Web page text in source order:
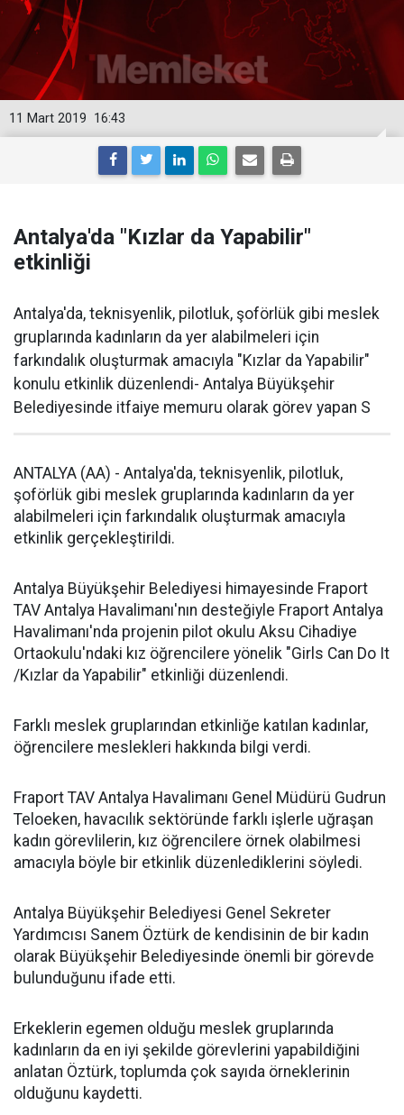
16:43
11 Mart 2019
Antalya'da "Kızlar da Yapabilir"
etkinliği
Antalya'da, teknisyenlik, pilotluk, şoförlük gibi meslek
gruplarında kadınların da yer alabilmeleri için
farkındalık oluşturmak amacıyla "Kızlar da Yapabilir"
konulu etkinlik düzenlendi- Antalya Büyükşehir
Belediyesinde itfaiye memuru olarak görev yapan S
ANTALYA (AA) - Antalya'da, teknisyenlik, pilotluk,
şoförlük gibi meslek gruplarında kadınların da yer
alabilmeleri için farkındalık oluşturmak amacıyla
etkinlik gerçekleştirildi.
Antalya Büyükşehir Belediyesi himayesinde Fraport
TAV Antalya Havalimanı'nın desteğiyle Fraport Antalya
Havalimanı'nda projenin pilot okulu Aksu Cihadiye
Ortaokulu'ndaki kız öğrencilere yönelik "Girls Can Do It
/Kızlar da Yapabilir" etkinliği düzenlendi.
Farklı meslek gruplarından etkinliğe katılan kadınlar,
öğrencilere meslekleri hakkında bilgi verdi.
Fraport TAV Antalya Havalimanı Genel Müdürü Gudrun
Teloeken, havacılık sektöründe farklı işlerle uğraşan
kadın görevlilerin, kız öğrencilere örnek olabilmesi
amacıyla böyle bir etkinlik düzenlediklerini söyledi.
Antalya Büyükşehir Belediyesi Genel Sekreter
Yardımcısı Sanem Öztürk de kendisinin de bir kadın
olarak Büyükşehir Belediyesinde önemli bir görevde
bulunduğunu ifade etti.
Erkeklerin egemen olduğu meslek gruplarında
kadınların da en iyi şekilde görevlerini yapabildiğini
anlatan Öztürk, toplumda çok sayıda örneklerinin
olduğunu kaydetti.